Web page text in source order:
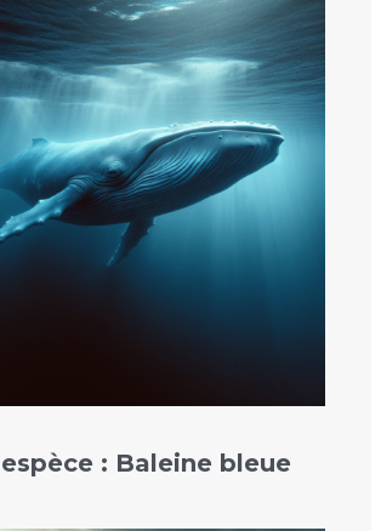
espèce : Baleine bleue